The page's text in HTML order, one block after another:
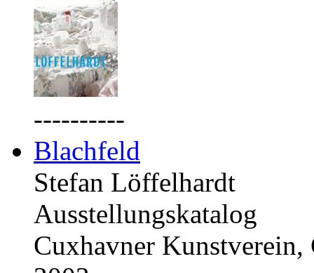
----------
Blachfeld
Stefan Löffelhardt
Ausstellungskatalog
Cuxhavner Kunstverein,